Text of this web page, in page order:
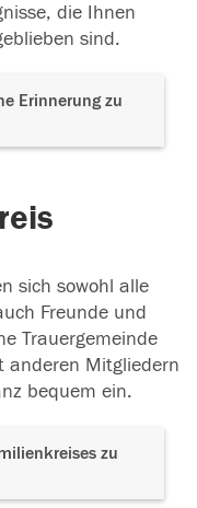
die Ihnen
sind.
Erinnerung zu
sich sowohl alle
Freunde und
Trauergemeinde
anderen Mitgliedern
bequem ein.
zu